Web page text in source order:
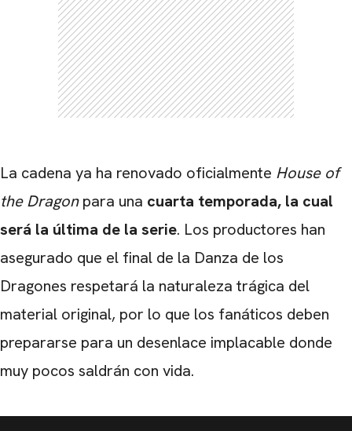
La cadena ya ha renovado oficialmente House of
the Dragonpara una cuarta temporada, la cual
será la última de la serie. Los productores han
asegurado que el final de la Danza de los
Dragones respetará la naturaleza trágica del
material original, por lo que los fanáticos deben
prepararse para un desenlace implacable donde
muy pocos saldrán con vida.